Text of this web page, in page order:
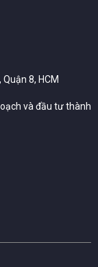
8, HCM
và đầu tư thành